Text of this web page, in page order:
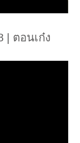
| ตอนเก๋ง